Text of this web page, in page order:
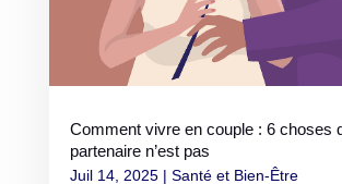
Comment vivre en couple : 6 choses
partenaire n’est pas
Juil 14, 2025| Santé et Bien-Être